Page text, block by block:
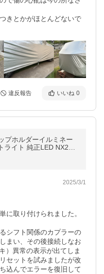
きとかがほとんどないで
違反報告 いいね 0
プホルダーイルミネー
ライト 純正LED NX250
新型NX 現行NX Ra
2025/3/1
に取り付けられました。
シフト関係のカプラーの
まい、その後接続しなお
）異常の表示が出てしま
セットを試みましたが改
込んでエラーを復旧して